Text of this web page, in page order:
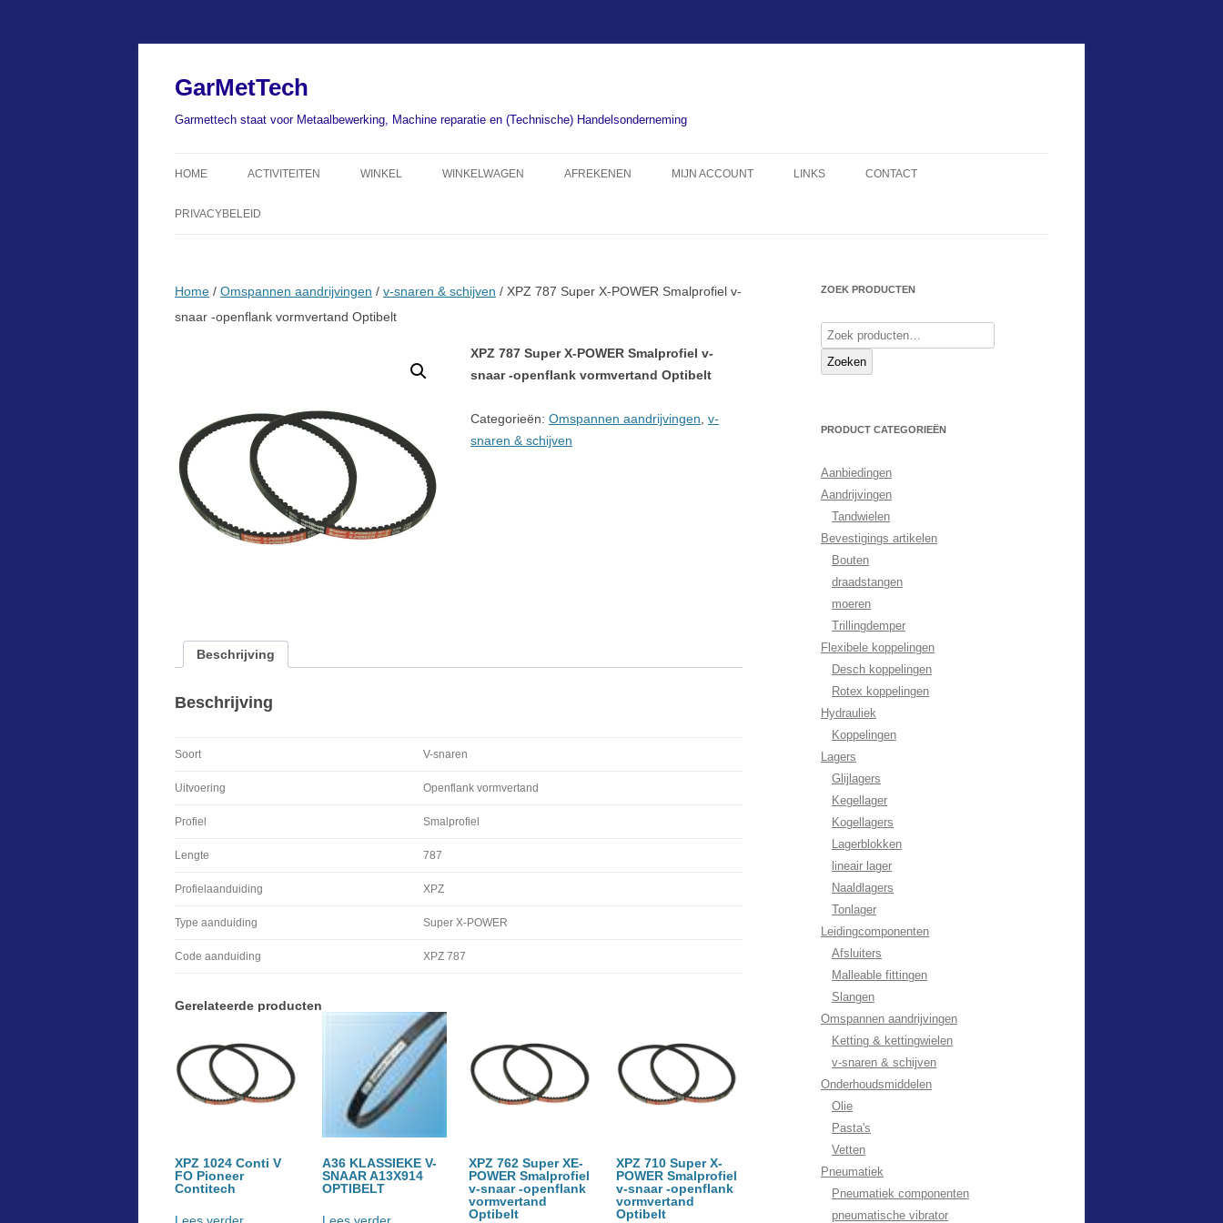
inhoud
GarMetTech
Garmettech staat voor Metaalbewerking, Machine reparatie en (Technische) Handelsonderneming
HOME ACTIVITEITEN WINKEL WINKELWAGEN AFREKENEN MIJN ACCOUNT LINKS CONTACT
PRIVACYBELEID
Home / Omspannen aandrijvingen / v-snaren & schijven / XPZ 787 Super X-POWER Smalprofiel v-
snaar -openflank vormvertand Optibelt
XPZ 787 Super X-POWER Smalprofiel v-
snaar -openflank vormvertand Optibelt
Categorieën: Omspannen aandrijvingen v-
snaren & schijven
Beschrijving
Beschrijving
Soort V-snaren
Uitvoering Openflank vormvertand
Profiel Smalprofiel
Lengte 787
Profielaanduiding XPZ
Type aanduiding Super X-POWER
Code aanduiding XPZ 787
Gerelateerde producten
XPZ 1024 Conti V
FO Pioneer
Contitech
Lees verder
A36 KLASSIEKE V-
SNAAR A13X914
OPTIBELT
Lees verder
XPZ 762 Super XE-
POWER Smalprofiel
v-snaar -openflank
vormvertand
Optibelt
XPZ 710 Super X-
POWER Smalprofiel
v-snaar -openflank
vormvertand
Optibelt
ZOEK PRODUCTEN
Zoeken
naar:
Zoeken
PRODUCT CATEGORIEËN
Aanbiedingen
Aandrijvingen
Tandwielen
Bevestigings artikelen
Bouten
draadstangen
moeren
Trillingdemper
Flexibele koppelingen
Desch koppelingen
Rotex koppelingen
Hydrauliek
Koppelingen
Lagers
Glijlagers
Kegellager
Kogellagers
Lagerblokken
lineair lager
Naaldlagers
Tonlager
Leidingcomponenten
Afsluiters
Malleable fittingen
Slangen
Omspannen aandrijvingen
Ketting & kettingwielen
v-snaren & schijven
Onderhoudsmiddelen
Olie
Pasta's
Vetten
Pneumatiek
Pneumatiek componenten
pneumatische vibrator